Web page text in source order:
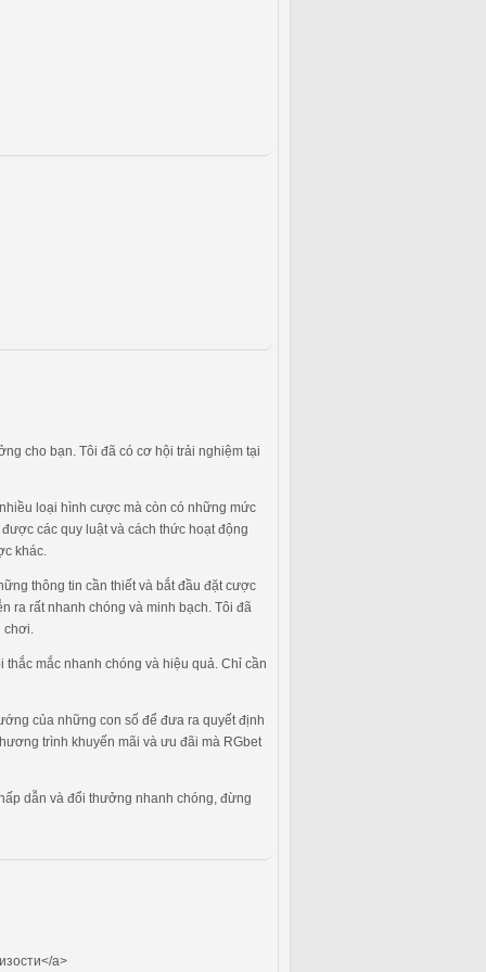
cho bạn. Tôi đã có cơ hội trải nghiệm tại
loại hình cược mà còn có những mức
các quy luật và cách thức hoạt động
khác.
thông tin cần thiết và bắt đầu đặt cược
ra rất nhanh chóng và minh bạch. Tôi đã
mắc nhanh chóng và hiệu quả. Chỉ cần
của những con số để đưa ra quyết định
trình khuyến mãi và ưu đãi mà RGbet
dẫn và đổi thưởng nhanh chóng, đừng
a>